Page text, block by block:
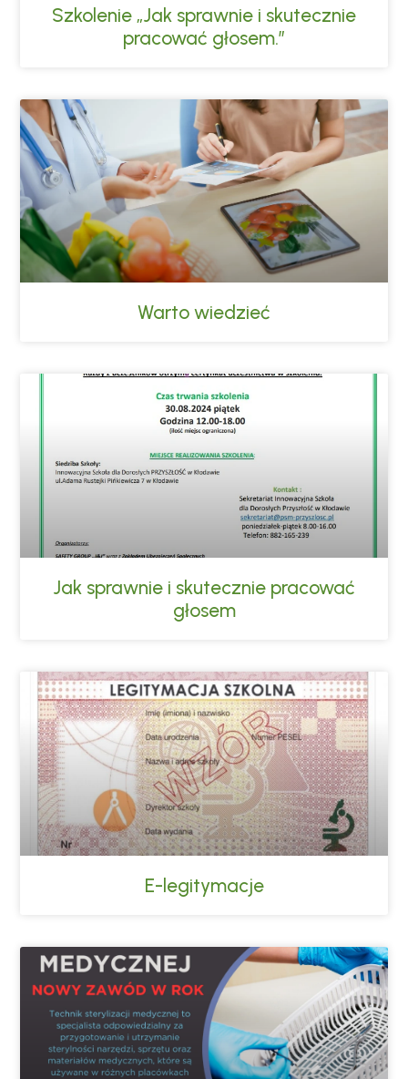
Szkolenie „Jak sprawnie i skutecznie
pracować głosem.”
Warto wiedzieć
Jak sprawnie i skutecznie pracować
głosem
E-legitymacje